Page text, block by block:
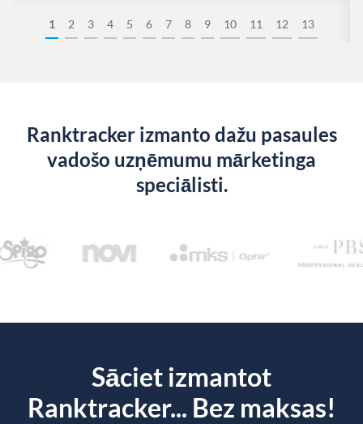
1 2 3 4 5 6 7 8 9 10 11 12 13
Ranktracker izmanto dažu pasaules
vadošo uzņēmumu mārketinga
speciālisti.
Sāciet izmantot
Ranktracker... Bez maksas!